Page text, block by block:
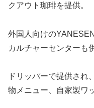
クアウト珈琲を提供。
外国人向けの
カルチャーセンターも
ドリッパーで提供され
物メニュー、自家製ワ